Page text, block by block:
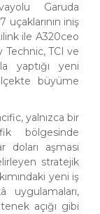
Garuda
iniş
ile A320ceo
TCI ve
yaptığı yeni
büyüme
yalnızca bir
bölgesinde
aşması
stratejik
yeni iş
uygulamaları,
açığı gibi